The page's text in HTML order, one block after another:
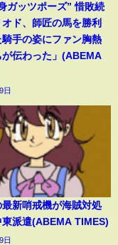
ガッツポーズ” 惜敗続
オド、師匠の馬を勝利
騎手の姿にファン胸熱
が伝わった」(ABEMA
日
最新哨戒機が海賊対処
東派遣(ABEMA TIMES)
日